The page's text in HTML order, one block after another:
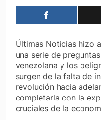
Últimas Noticias hizo
una serie de
venezolana y los
surgen de la falta de
revolución hacia
completarla con la
cruciales de la